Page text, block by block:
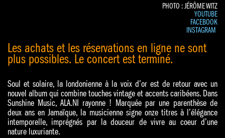
PHOTO : JÉRÔME WITZ
YOUTUBE
FACEBOOK
INSTAGRAM
Les achats et les réservations en ligne ne sont
plus possibles. Le concert est terminé.
Soul et solaire, la londonienne à la voix d’or est de retour avec un
nouvel album qui combine touches vintage et accents caribéens. Dans
Sunshine Music, ALA.NI rayonne ! Marquée par une parenthèse de
deux ans en Jamaïque, la musicienne signe onze titres à l’élégance
intemporelle, imprégnés par la douceur de vivre au coeur d’une
nature luxuriante.